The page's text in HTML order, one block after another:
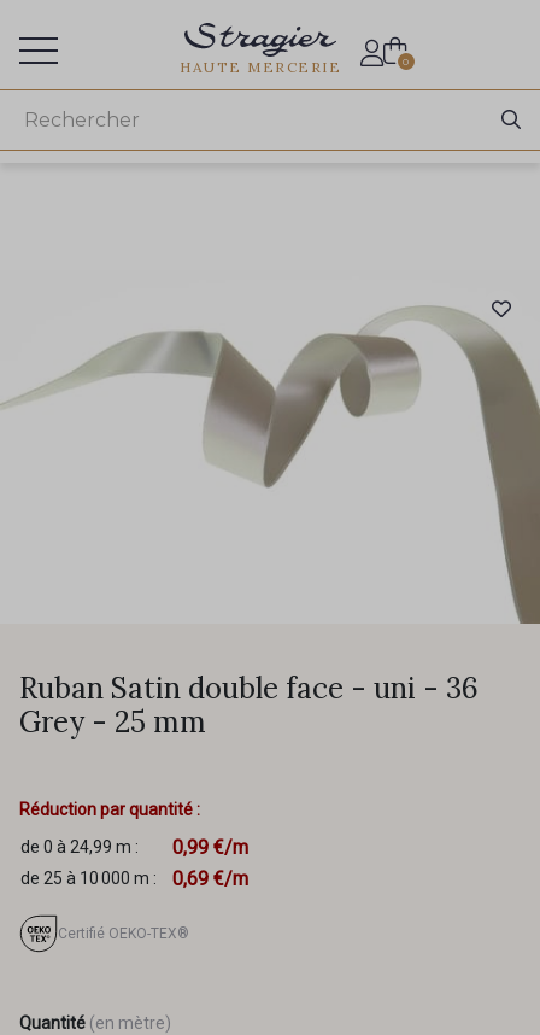
HAUTE MERCERIE 0
Ruban Satin double face - uni - 36
Grey - 25 mm
Réduction par quantité :
de 0 à 24,99 m :
0,99 €/m
de 25 à 10 000 m : 0,69 €/m
Certifié OEKO-TEX®
Quantité (en mètre)